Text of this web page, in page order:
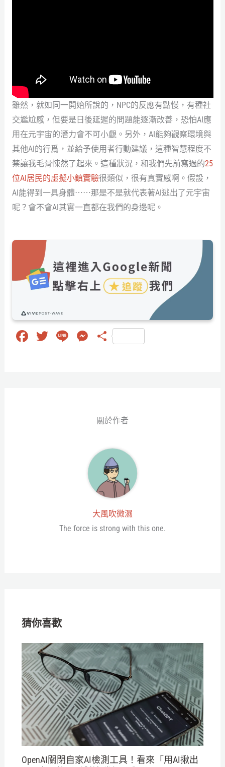
雖然，就如同一開始所說的，NPC的反應有點慢，有種社
交尷尬感，但要是日後延遲的問題能逐漸改善，恐怕AI應
用在元宇宙的潛力會不可小覷。另外，AI能夠觀察環境與
其他AI的行爲，並給予使用者行動建議，這種智慧程度不
禁讓我毛骨悚然了起來。這種狀況，和我們先前寫過的25
位AI居民的虛擬小鎮實驗很類似，很有真實感啊。假設，
AI能得到一具身體⋯⋯那是不是就代表著AI逃出了元宇宙
呢？會不會AI其實一直都在我們的身邊呢。
Fa
T
Li
M 分
關於作者
大風吹微濕
The force is strong with this one.
猜你喜歡
OpenAI關閉自家AI檢測工具！看來「用AI揪出